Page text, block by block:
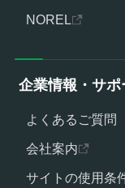
NOREL
企業情報・サポ
よくあるご質問
会社案内
サイトの使用条